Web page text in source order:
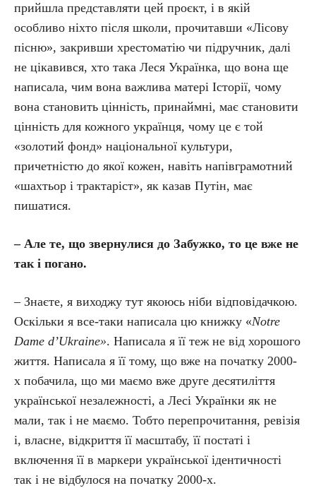
прийшла представляти цей проєкт, і в якій
особливо ніхто після школи, прочитавши «Лісову
пісню», закривши хрестоматію чи підручник, далі
не цікавився, хто така Леся Українка, що вона ще
написала, чим вона важлива матері Історії, чому
вона становить цінність, принаймні, має становити
цінність для кожного українця, чому це є той
«золотий фонд» національної культури,
причетністю до якої кожен, навіть напівграмотний
«шахтьор і трактаріст», як казав Путін, має
пишатися.
– Але те, що звернулися до Забужко, то це вже не
так і погано.
– Знаєте, я виходжу тут якоюсь ніби відповідачкою.
Оскільки я все-таки написала цю книжку «Notre
Dame d’Ukraine». Написала я її теж не від хорошого
життя. Написала я її тому, що вже на початку 2000-
х побачила, що ми маємо вже друге десятиліття
української незалежності, а Лесі Українки як не
мали, так і не маємо. Тобто перепрочитання, ревізія
і, власне, відкриття її масштабу, її постаті і
включення її в маркери української ідентичності
так і не відбулося на початку 2000-х.